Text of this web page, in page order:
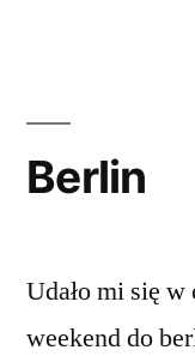
Berlin
Udało mi się
weekend do